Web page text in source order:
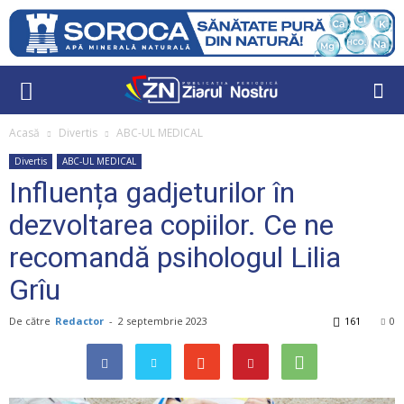
Acasă Divertis ABC-UL MEDICAL
Divertis ABC-UL MEDICAL
Influența gadjeturilor în
dezvoltarea copiilor. Ce ne
recomandă psihologul Lilia
Grîu
De către Redactor - 2 septembrie 2023 0
161